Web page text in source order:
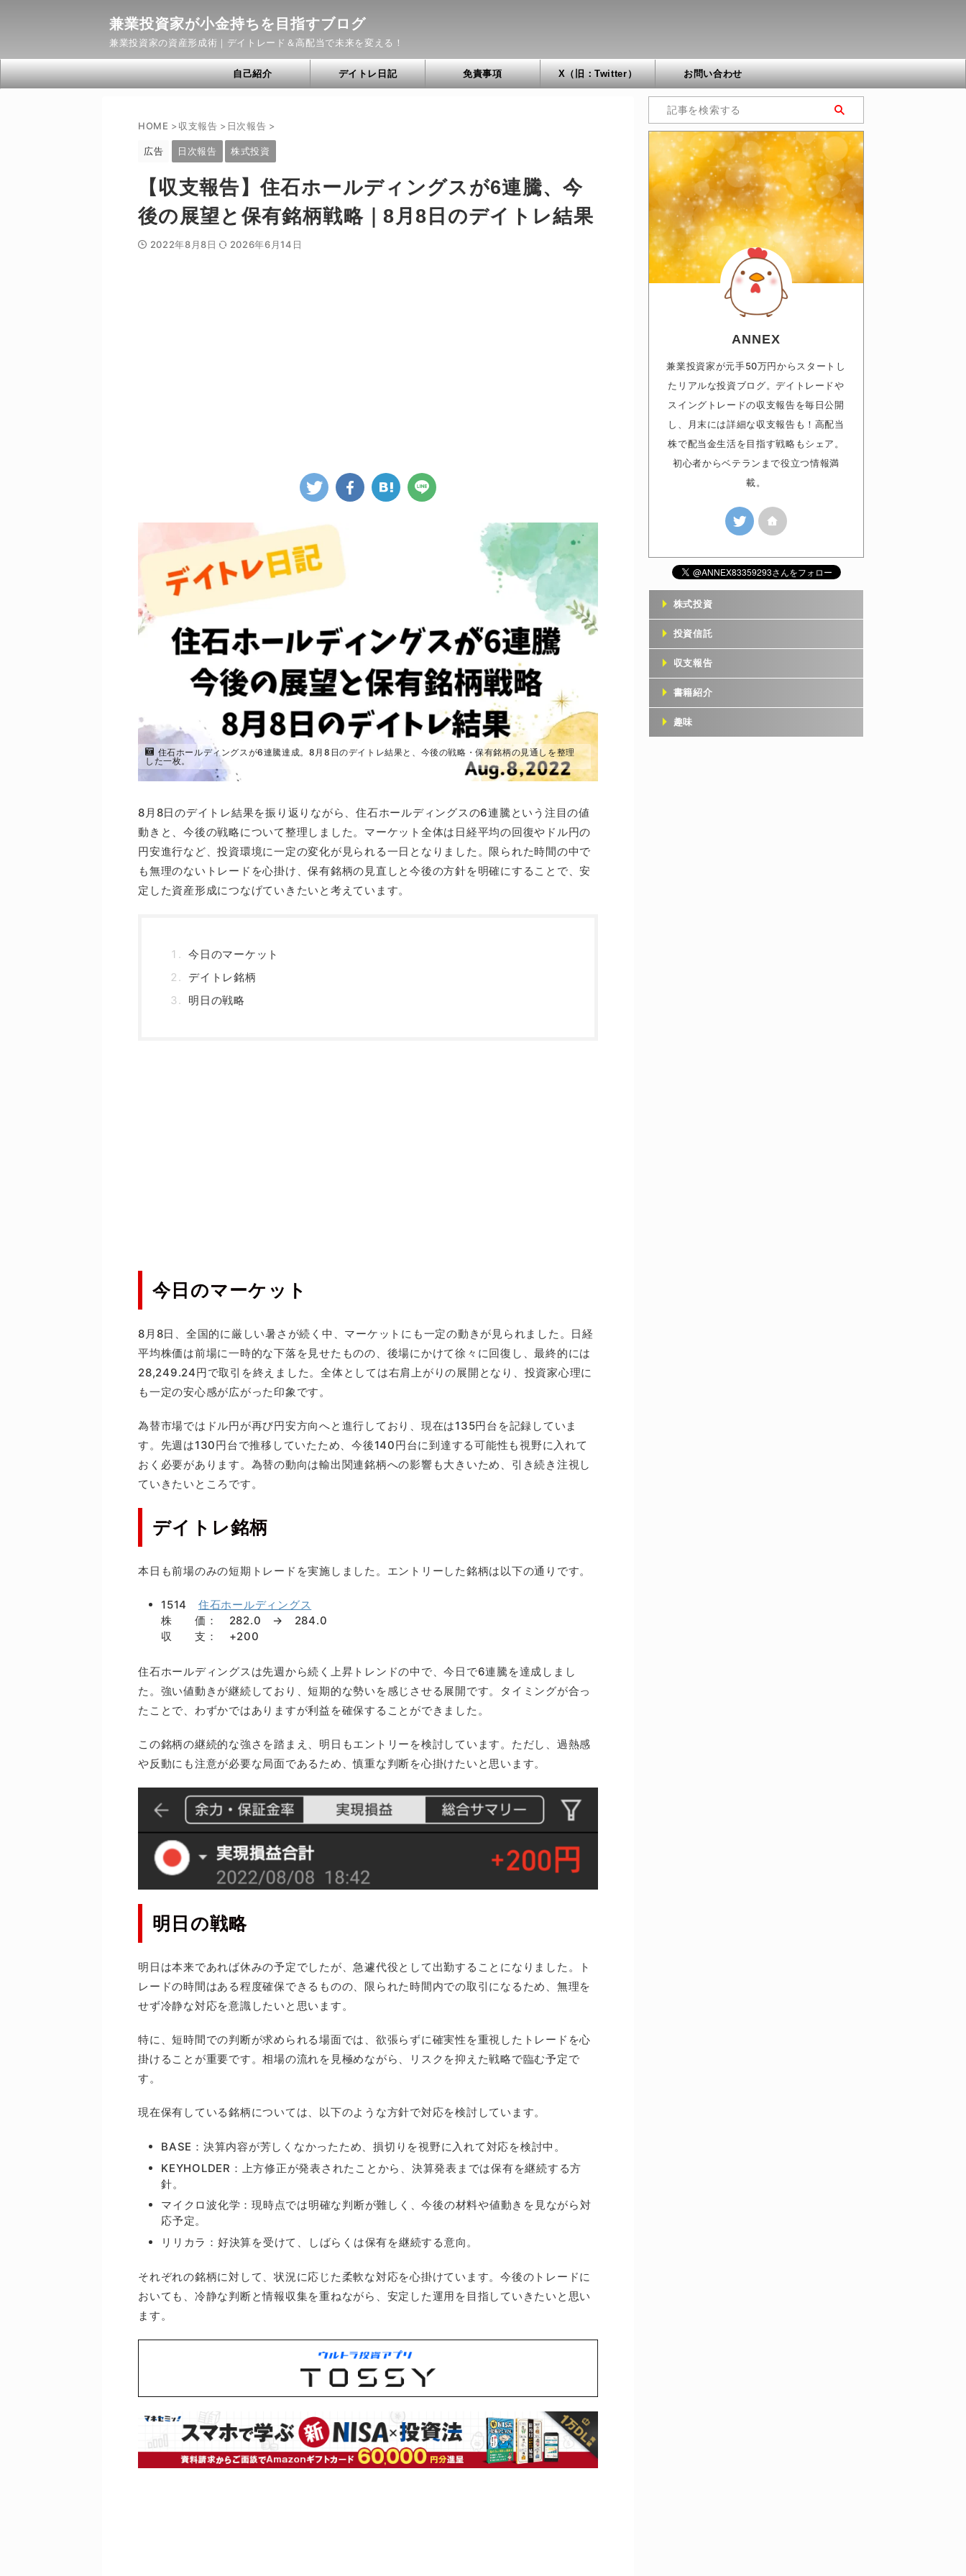
兼業投資家が小金持ちを目指すブログ
兼業投資家の資産形成術｜デイトレード＆高配当で未来を変える！
自己紹介 デイトレ日記 免責事項 X（旧：Twitter） お問い合わせ
HOME >収支報告 > 日次報告 >
広告 日次報告 株式投資
【収支報告】住石ホールディングスが6連騰、今
後の展望と保有銘柄戦略｜8月8日のデイトレ結果
2022年8月8日 2026年6月14日
住石ホールディングスが6連騰達成。8月8日のデイトレ結果と、今後の戦略・保有銘柄の見通しを整理
した一枚。
8月8日のデイトレ結果を振り返りながら、住石ホールディングスの6連騰という注目の値
動きと、今後の戦略について整理しました。マーケット全体は日経平均の回復やドル円の
円安進行など、投資環境に一定の変化が見られる一日となりました。限られた時間の中で
も無理のないトレードを心掛け、保有銘柄の見直しと今後の方針を明確にすることで、安
定した資産形成につなげていきたいと考えています。
今日のマーケット
デイトレ銘柄
明日の戦略
今日のマーケット
8月8日、全国的に厳しい暑さが続く中、マーケットにも一定の動きが見られました。日経
平均株価は前場に一時的な下落を見せたものの、後場にかけて徐々に回復し、最終的には
28,249.24円で取引を終えました。全体としては右肩上がりの展開となり、投資家心理に
も一定の安心感が広がった印象です。
為替市場ではドル円が再び円安方向へと進行しており、現在は135円台を記録していま
す。先週は130円台で推移していたため、今後140円台に到達する可能性も視野に入れて
おく必要があります。為替の動向は輸出関連銘柄への影響も大きいため、引き続き注視し
ていきたいところです。
デイトレ銘柄
本日も前場のみの短期トレードを実施しました。エントリーした銘柄は以下の通りです。
1514 住石ホールディングス
株 価： 282.0 → 284.0
収 支： +200
住石ホールディングスは先週から続く上昇トレンドの中で、今日で6連騰を達成しまし
た。強い値動きが継続しており、短期的な勢いを感じさせる展開です。タイミングが合っ
たことで、わずかではありますが利益を確保することができました。
この銘柄の継続的な強さを踏まえ、明日もエントリーを検討しています。ただし、過熱感
や反動にも注意が必要な局面であるため、慎重な判断を心掛けたいと思います。
明日の戦略
明日は本来であれば休みの予定でしたが、急遽代役として出勤することになりました。ト
レードの時間はある程度確保できるものの、限られた時間内での取引になるため、無理を
せず冷静な対応を意識したいと思います。
特に、短時間での判断が求められる場面では、欲張らずに確実性を重視したトレードを心
掛けることが重要です。相場の流れを見極めながら、リスクを抑えた戦略で臨む予定で
す。
現在保有している銘柄については、以下のような方針で対応を検討しています。
BASE：決算内容が芳しくなかったため、損切りを視野に入れて対応を検討中。
KEYHOLDER：上方修正が発表されたことから、決算発表までは保有を継続する方
針。
マイクロ波化学：現時点では明確な判断が難しく、今後の材料や値動きを見ながら対
応予定。
リリカラ：好決算を受けて、しばらくは保有を継続する意向。
それぞれの銘柄に対して、状況に応じた柔軟な対応を心掛けています。今後のトレードに
おいても、冷静な判断と情報収集を重ねながら、安定した運用を目指していきたいと思い
ます。
ANNEX
兼業投資家が元手50万円からスタートし
たリアルな投資ブログ。デイトレードや
スイングトレードの収支報告を毎日公開
し、月末には詳細な収支報告も！高配当
株で配当金生活を目指す戦略もシェア。
初心者からベテランまで役立つ情報満
載。
株式投資
投資信託
収支報告
書籍紹介
趣味